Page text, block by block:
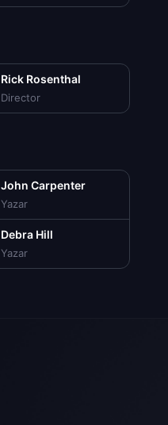
Rick Rosenthal
Director
John Carpenter
Yazar
Debra Hill
Yazar